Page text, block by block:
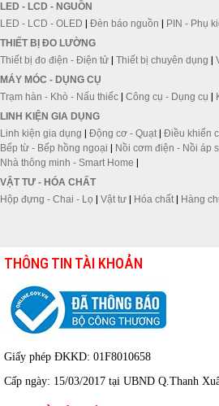
LED - LCD - NGUỒN
LED - LCD - OLED | Đèn báo nguồn | PIN - Phụ
THIẾT BỊ ĐO LƯỜNG
Thiết bị đo điện - Điện tử | Thiết bị chuyên dụng |
MÁY MÓC - DỤNG CỤ
Trạm hàn - Khò - Nấu thiếc | Công cụ - Dụng cụ |
LINH KIỆN GIA DỤNG
Linh kiện gia dụng | Động cơ - Quạt | Điều khiển
Bếp từ - Bếp hồng ngoại | Nồi cơm điện - Nồi áp
Nhà thông minh - Smart Home |
VẬT TƯ - HÓA CHẤT
Hộp đựng - Chai - Lọ | Vật tư | Hóa chất | Hàng
THÔNG TIN TÀI KHOẢN
Giấy phép ĐKKD: 01F8010658
Cấp ngày: 15/03/2017 tại UBND Q.Thanh